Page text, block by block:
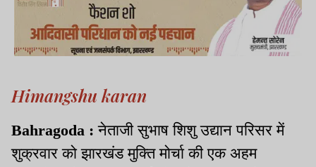
Himangshu karan
Bahragoda : नेताजी सुभाष शिशु उद्यान परिसर में
शुक्रवार को झारखंड मुक्ति मोर्चा की एक अहम